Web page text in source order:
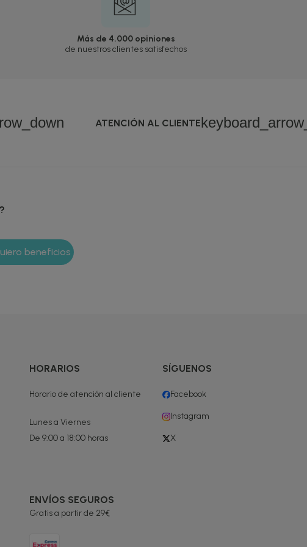
Más de 4.000 opiniones
de nuestros clientes satisfechos
ATENCIÓN AL CLIENTE
HORARIOS
Horario de atención al cliente
Lunes a Viernes
De 9:00 a 18:00 horas
SÍGUENOS
Facebook
Instagram
X
ENVÍOS SEGUROS
Gratis a partir de 29€